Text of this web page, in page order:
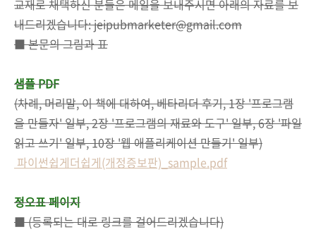
교재로 채택하신 분들은 메일을 보내주시면 아래의 자료를 보
내드리겠습니다: jeipubmarketer@gmail.com
■ 본문의 그림과 표
샘플 PDF
(차례, 머리말, 이 책에 대하여, 베타리더 후기, 1장 '프로그램
을 만들자' 일부, 2장 '프로그램의 재료와 도구' 일부,6장 '파일
읽고 쓰기' 일부, 10장 '웹 애플리케이션 만들기' 일부)
파이썬쉽게더쉽게(개정증보판)_sample.pdf
정오표 페이지
■ (등록되는 대로 링크를 걸어드리겠습니다)